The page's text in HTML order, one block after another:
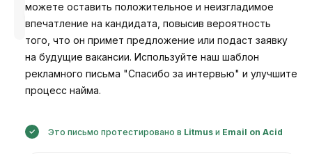
Разработано
можете оставить положительное и неизгладимое
впечатление на кандидата, повысив вероятность
того, что он примет предложение или подаст заявку
на будущие вакансии. Используйте наш шаблон
рекламного письма "Спасибо за интервью" и улучшите
процесс найма.
Это письмо протестировано в Litmus и Email on Acid